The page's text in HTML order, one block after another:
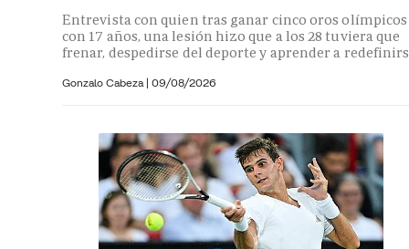
Entrevista con quien tras ganar cinco oros olímpicos
con 17 años, una lesión hizo que a los 28 tuviera que
frenar, despedirse del deporte y aprender a
Gonzalo Cabeza | 09/08/2026